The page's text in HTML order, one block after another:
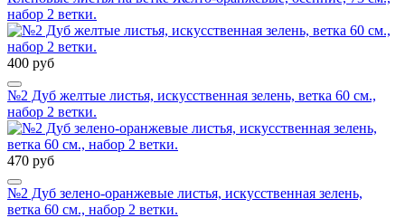
набор 2 ветки.
400 руб
№2 Дуб желтые листья, искусственная зелень, ветка 60 см.,
набор 2 ветки.
470 руб
№2 Дуб зелено-оранжевые листья, искусственная зелень,
ветка 60 см., набор 2 ветки.